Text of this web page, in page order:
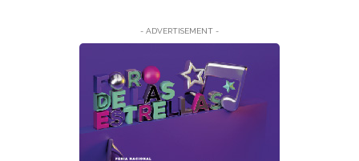
- ADVERTISEMENT -